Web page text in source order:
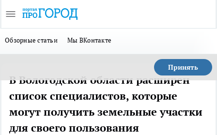
Обзорные статьи Мы ВКонтакте
Принять
В Вологодской области расширен
список специалистов, которые
могут получить земельные участки
для своего пользования